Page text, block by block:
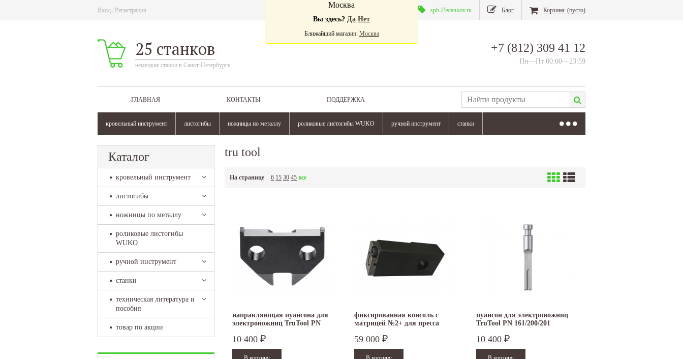
Вход Регистрация spb.25stankov.ru Блог Корзина: (пусто)
25 станков
немецкие станки в Санкт-Петербурге
+7 (812) 309 41 12
Пн—Пт 00:00—23:59
ГЛАВНАЯ КОНТАКТЫ ПОДДЕРЖКА
кровельный инструмент листогибы ножницы по металлу роликовые листогибы WUKO ручной инструмент станки
Москва
Вы здесь? Да Нет
Ближайший магазин: Москва
Каталог
кровельный инструмент
листогибы
ножницы по металлу
роликовые листогибы
WUKO
ручной инструмент
станки
техническая литература и
пособия
товар по акции
tru tool
На странице 6 15 30 45 все
направляющая пуансона для
электроножниц TruTool PN
10 400 ₽
фиксированная консоль с
матрицей №2+ для пресса
59 000 ₽
пуансон для электроножниц
TruTool PN 161/200/201
10 400 ₽